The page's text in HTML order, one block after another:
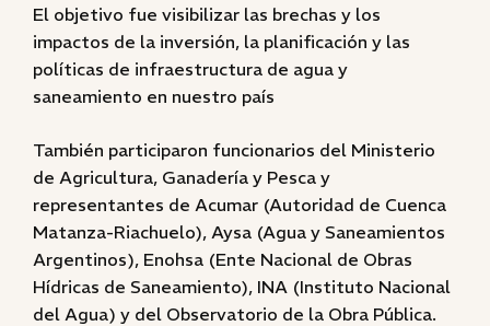
El objetivo fue visibilizar las brechas y los
impactos de la inversión, la planificación y las
políticas de infraestructura de agua y
saneamiento en nuestro país
También participaron funcionarios del Ministerio
de Agricultura, Ganadería y Pesca y
representantes de Acumar (Autoridad de Cuenca
Matanza-Riachuelo), Aysa (Agua y Saneamientos
Argentinos), Enohsa (Ente Nacional de Obras
Hídricas de Saneamiento), INA (Instituto Nacional
del Agua) y del Observatorio de la Obra Pública.